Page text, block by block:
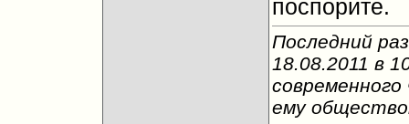
поспорите.
Последний
18.08.2011 в
современного
ему